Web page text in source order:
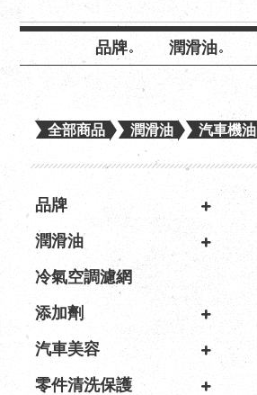
品牌 潤滑油
全部商品 潤滑油 汽車機油
品牌
潤滑油
冷氣空調濾網
添加劑
汽車美容
零件清洗保護